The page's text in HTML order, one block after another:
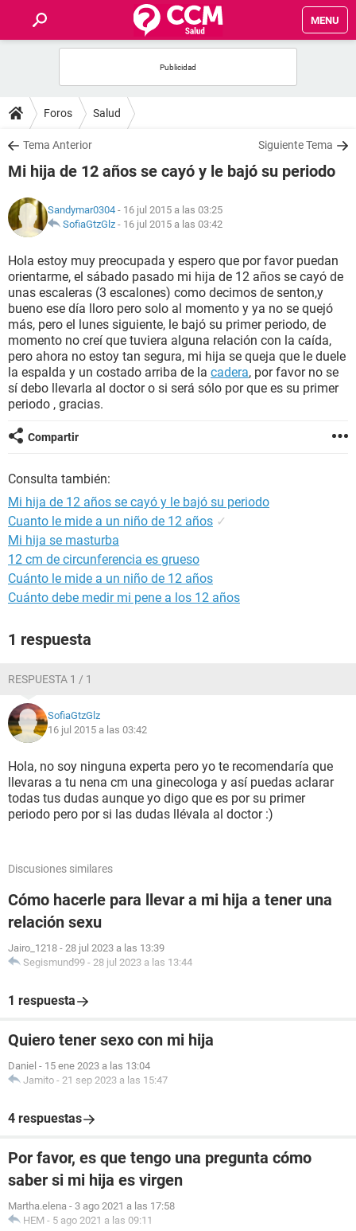
MENU
FOROS
SALUD
FAMILIA
NUTRICIÓN
BIENESTAR
SEXUALIDAD
GLOSARIO
Foros Salud
Tema Anterior Siguiente Tema
Mi hija de 12 años se cayó y le bajó su periodo
Sandymar0304 - 16 jul 2015 a las 03:25
SofiaGtzGlz - 16 jul 2015 a las 03:42
Hola estoy muy preocupada y espero que por favor puedan
orientarme, el sábado pasado mi hija de 12 años se cayó de
unas escaleras (3 escalones) como decimos de senton,y
bueno ese día lloro pero solo al momento y ya no se quejó
más, pero el lunes siguiente, le bajó su primer periodo, de
momento no creí que tuviera alguna relación con la caída,
pero ahora no estoy tan segura, mi hija se queja que le duele
la espalda y un costado arriba de la cadera, por favor no se
sí debo llevarla al doctor o si será sólo por que es su primer
periodo , gracias.
Compartir
Consulta también:
Mi hija de 12 años se cayó y le bajó su periodo
Cuanto le mide a un niño de 12 años ✓
Mi hija se masturba
12 cm de circunferencia es grueso
Cuánto le mide a un niño de 12 años
Cuánto debe medir mi pene a los 12 años
1 respuesta
RESPUESTA 1 / 1
SofiaGtzGlz
16 jul 2015 a las 03:42
Hola, no soy ninguna experta pero yo te recomendaría que
llevaras a tu nena cm una ginecologa y así puedas aclarar
todas tus dudas aunque yo digo que es por su primer
periodo pero por si las dudas llévala al doctor :)
Discusiones similares
Cómo hacerle para llevar a mi hija a tener una
relación sexu
Jairo_1218 - 28 jul 2023 a las 13:39
Segismund99 - 28 jul 2023 a las 13:44
1 respuesta
Quiero tener sexo con mi hija
Daniel - 15 ene 2023 a las 13:04
Jamito - 21 sep 2023 a las 15:47
4 respuestas
Por favor, es que tengo una pregunta cómo
saber si mi hija es virgen
Martha.elena - 3 ago 2021 a las 17:58
HEM - 5 ago 2021 a las 09:11